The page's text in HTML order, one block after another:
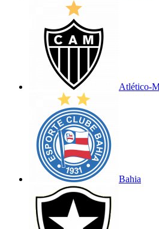
Atlético-
Bahia